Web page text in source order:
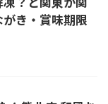
き・賞味期限